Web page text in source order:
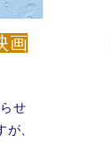
画
せ
、